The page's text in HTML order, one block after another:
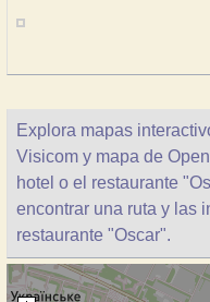
Explora mapas
Visicom y mapa de
hotel o el restaurante
encontrar una ruta y las
restaurante "Oscar".